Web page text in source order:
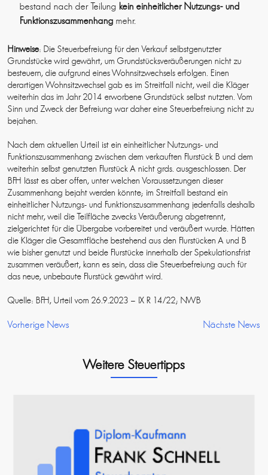
bestand nach der Teilung kein einheitlicher Nutzungs- und
Funktionszusammenhang mehr.
Hinweise: Die Steuerbefreiung für den Verkauf selbstgenutzter
Grundstücke wird gewährt, um Grundstücksveräußerungen nicht zu
besteuern, die aufgrund eines Wohnsitzwechsels erfolgen. Einen
derartigen Wohnsitzwechsel gab es im Streitfall nicht, weil die Kläger
weiterhin das im Jahr 2014 erworbene Grundstück selbst nutzten. Vom
Sinn und Zweck der Befreiung war daher eine Steuerbefreiung nicht zu
bejahen.
Nach dem aktuellen Urteil ist ein einheitlicher Nutzungs- und
Funktionszusammenhang zwischen dem verkauften Flurstück B und dem
weiterhin selbst genutzten Flurstück A nicht grds. ausgeschlossen. Der
BFH lässt es aber offen, unter welchen Voraussetzungen dieser
Zusammenhang bejaht werden könnte; im Streitfall bestand ein
einheitlicher Nutzungs- und Funktionszusammenhang jedenfalls deshalb
nicht mehr, weil die Teilfläche zwecks Veräußerung abgetrennt,
zielgerichtet für die Übergabe vorbereitet und veräußert wurde. Hätten
die Kläger die Gesamtfläche bestehend aus den Flurstücken A und B
wie bisher genutzt und beide Flurstücke innerhalb der Spekulationsfrist
zusammen veräußert, kann es sein, dass die Steuerbefreiung auch für
das neue, unbebaute Flurstück gewährt wird.
Quelle: BFH, Urteil vom 26.9.2023 – IX R 14/22; NWB
Vorherige News Nächste News
Weitere Steuertipps